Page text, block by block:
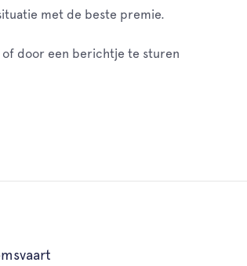
met de beste premie.
door een berichtje te sturen